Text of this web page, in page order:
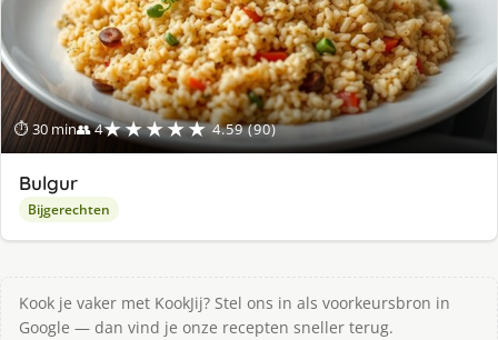
⏱ 30 min👥 4★★★★★ 4.59 (90)
Bulgur
Bijgerechten
Kook je vaker met KookJij? Stel ons in als voorkeursbron in
Google — dan vind je onze recepten sneller terug.